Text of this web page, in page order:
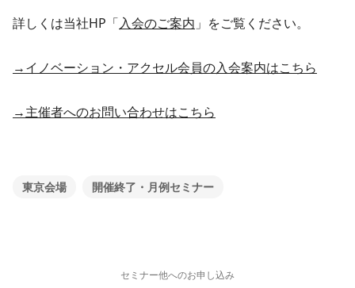
詳しくは当社HP「入会のご案内 」をご覧ください。
→イノベーション・アクセル会員の入会案内はこちら
→主催者へのお問い合わせはこちら
東京会場 開催終了・月例セミナー
セミナー他へのお申し込み